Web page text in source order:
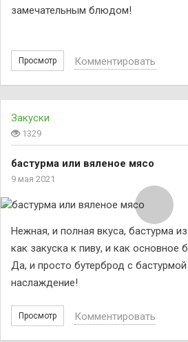
замечательным блюдом!
Просмотр Комментировать
Закуски
1329
бастурма или вяленое мясо
9 мая 2021
Нежная, и полная вкуса, бастурма
как закуска к пиву, и как основное
Да, и просто бутерброд с
наслаждение!
Просмотр Комментировать